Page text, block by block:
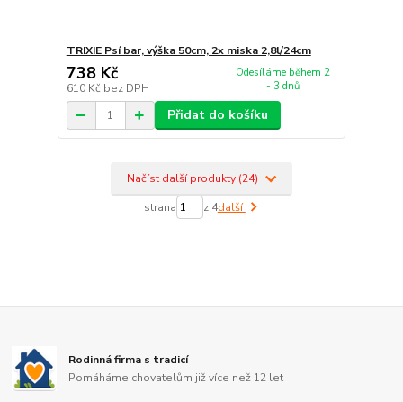
TRIXIE Psí bar, výška 50cm, 2x miska 2,8l/24cm
738 Kč
610 Kč bez DPH
Odesíláme během 2
- 3 dnů
Přidat do košíku
Načíst další produkty (24)
strana z 4další
Rodinná firma s tradicí
Pomáháme chovatelům již více než 12 let